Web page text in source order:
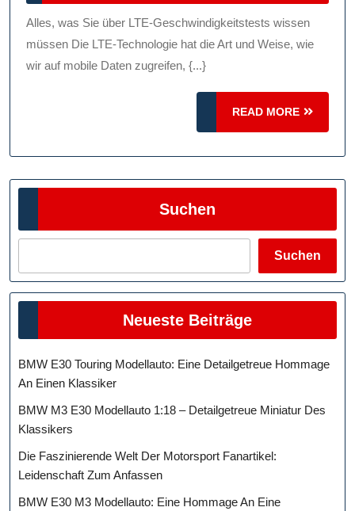
Erfahrung
Mit
LTE-
2025
Alles, was Sie über LTE-Geschwindigkeitstests wissen
müssen Die LTE-Technologie hat die Art und Weise, wie
wir auf mobile Daten zugreifen, {...}
READ MORE
READ
MORE
Suchen
Suchen
Neueste Beiträge
BMW E30 Touring Modellauto: Eine Detailgetreue Hommage
An Einen Klassiker
BMW M3 E30 Modellauto 1:18 – Detailgetreue Miniatur Des
Klassikers
Die Faszinierende Welt Der Motorsport Fanartikel:
Leidenschaft Zum Anfassen
BMW E30 M3 Modellauto: Eine Hommage An Eine